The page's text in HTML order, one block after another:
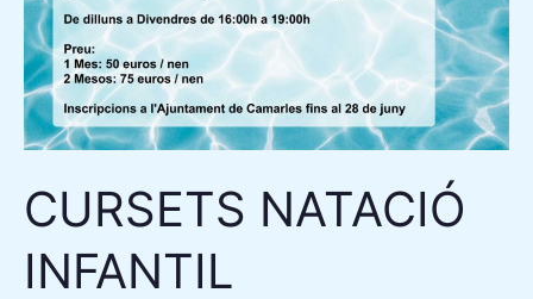
CURSETS NATACIÓ
INFANTIL